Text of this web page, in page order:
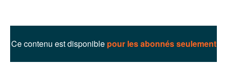
Ce contenu est disponible pour les abonnés seulement